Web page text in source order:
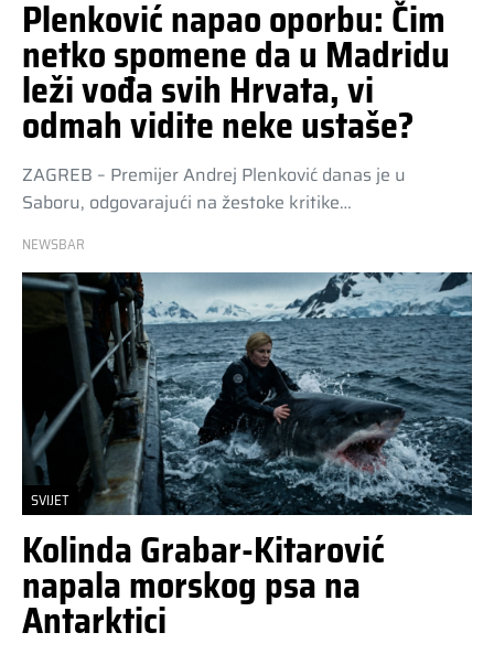
Plenković napao oporbu: Čim
netko spomene da u Madridu
leži vođa svih Hrvata, vi
odmah vidite neke ustaše?
ZAGREB – Premijer Andrej Plenković danas je u
Saboru, odgovarajući na žestoke kritike…
NEWSBAR
SVIJET
Kolinda Grabar-Kitarović
napala morskog psa na
Antarktici